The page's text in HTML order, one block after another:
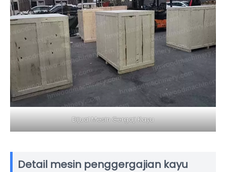
Dijual Mesin Gergaji Kayu
Detail mesin penggergajian kayu